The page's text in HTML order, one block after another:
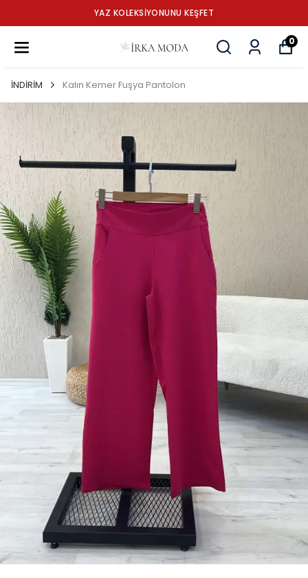
YAZ KOLEKSİYONUNU KEŞFET
0
İNDİRİM Kalın Kemer Fuşya Pantolon